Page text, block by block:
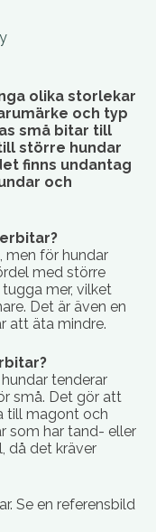
olika storlekar
och typ
små bitar till
större hundar
finns undantag
och
men för hundar
med större
mer, vilket
Det är även en
att äta mindre.
tenderar
små. Det gör att
till magont och
som har tand- eller
då det kräver
Se en referensbild